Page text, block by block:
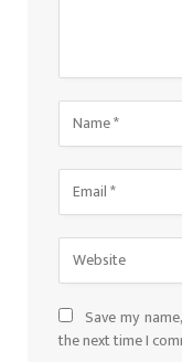
Save my
the next time I